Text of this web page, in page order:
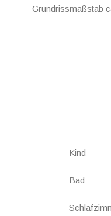
Grundrissmaßstab
Kind
Bad